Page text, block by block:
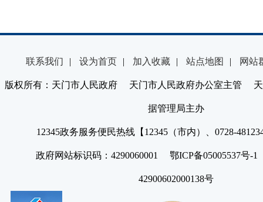
联系我们 | 设为首页 | 加入收藏 | 站点地图 | 网站
版权所有：天门市人民政府 天门市人民政府办公室主管 天
据管理局主办
12345政务服务便民热线【12345（市内）、0728-
政府网站标识码：4290060001 鄂ICP备05005537号
42900602000138号